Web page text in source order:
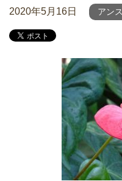
2020年5月16日 アン